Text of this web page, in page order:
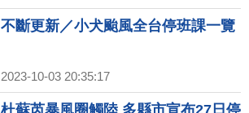
不斷更新／小犬颱風全台停班課一覽
2023-10-03 20:35:17
杜蘇芮暴風圈觸陸 多縣市宣布27日停